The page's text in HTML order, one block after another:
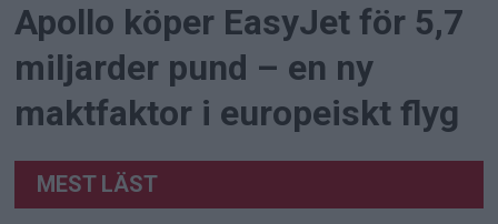
Apollo köper EasyJet för 5,7
miljarder pund – en ny
maktfaktor i europeiskt flyg
MEST LÄST